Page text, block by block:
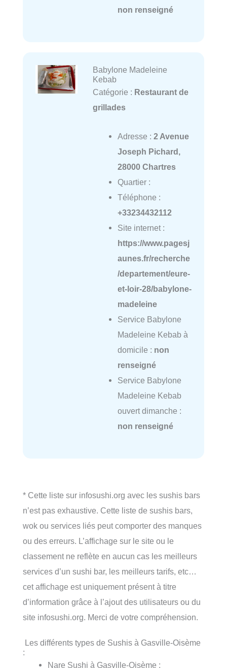
non renseigné
Babylone Madeleine
Kebab
Catégorie : Restaurant de
grillades
Adresse : 2 Avenue
Joseph Pichard,
28000 Chartres
Quartier :
Téléphone :
+33234432112
Site internet :
https://www.pagesj
aunes.fr/recherche
/departement/eure-
et-loir-28/babylone-
madeleine
Service Babylone
Madeleine Kebab à
domicile : non
renseigné
Service Babylone
Madeleine Kebab
ouvert dimanche :
non renseigné
* Cette liste sur infosushi.org avec les sushis bars
n’est pas exhaustive. Cette liste de sushis bars,
wok ou services liés peut comporter des manques
ou des erreurs. L’affichage sur le site ou le
classement ne reflète en aucun cas les meilleurs
services d’un sushi bar, les meilleurs tarifs, etc…
cet affichage est uniquement présent à titre
d’information grâce à l’ajout des utilisateurs ou du
site infosushi.org. Merci de votre compréhension.
Les différents types de Sushis à Gasville-Oisème
:
Nare Sushi à Gasville-Oisème ;